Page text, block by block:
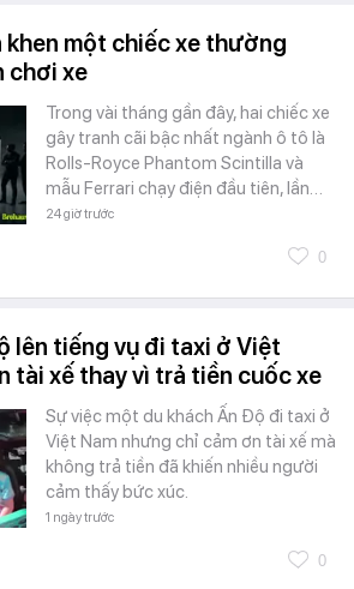
một chiếc xe thường
chơi xe
Trong vài tháng gần đây, hai chiếc xe
gây tranh cãi bậc nhất ngành ô tô là
Rolls-Royce Phantom Scintilla và
mẫu Ferrari chạy điện đầu tiên, lần…
24 giờ trước
0
lên tiếng vụ đi taxi ở Việt
tài xế thay vì trả tiền cuốc xe
Sự việc một du khách Ấn Độ đi taxi ở
Việt Nam nhưng chỉ cảm ơn tài xế mà
không trả tiền đã khiến nhiều người
cảm thấy bức xúc.
1 ngày trước
0